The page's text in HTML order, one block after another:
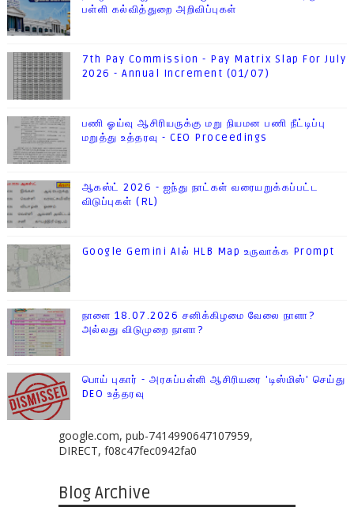
பள்ளி கல்வித்துறை அறிவிப்புகள்
7th Pay Commission - Pay Matrix Slap For July
2026 - Annual Increment (01/07)
பணி ஓய்வு ஆசிரியருக்கு மறு நியமன பணி நீட்டிப்பு
மறுத்து உத்தரவு - CEO Proceedings
ஆகஸ்ட் 2026 - ஐந்து நாட்கள் வரையறுக்கப்பட்ட
விடுப்புகள் (RL)
Google Gemini AIல் HLB Map உருவாக்க Prompt
நாளை 18.07.2026 சனிக்கிழமை வேலை நாளா?
அல்லது விடுமுறை நாளா?
பொய் புகார் - அரசுப்பள்ளி ஆசிரியரை 'டிஸ்மிஸ்' செய்து
DEO உத்தரவு
google.com, pub-7414990647107959,
DIRECT, f08c47fec0942fa0
Blog Archive